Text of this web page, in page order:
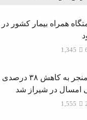
همراه بیمار کشور
1,345
فرهنگ سازی منجر به
در شیراز شد
1,555